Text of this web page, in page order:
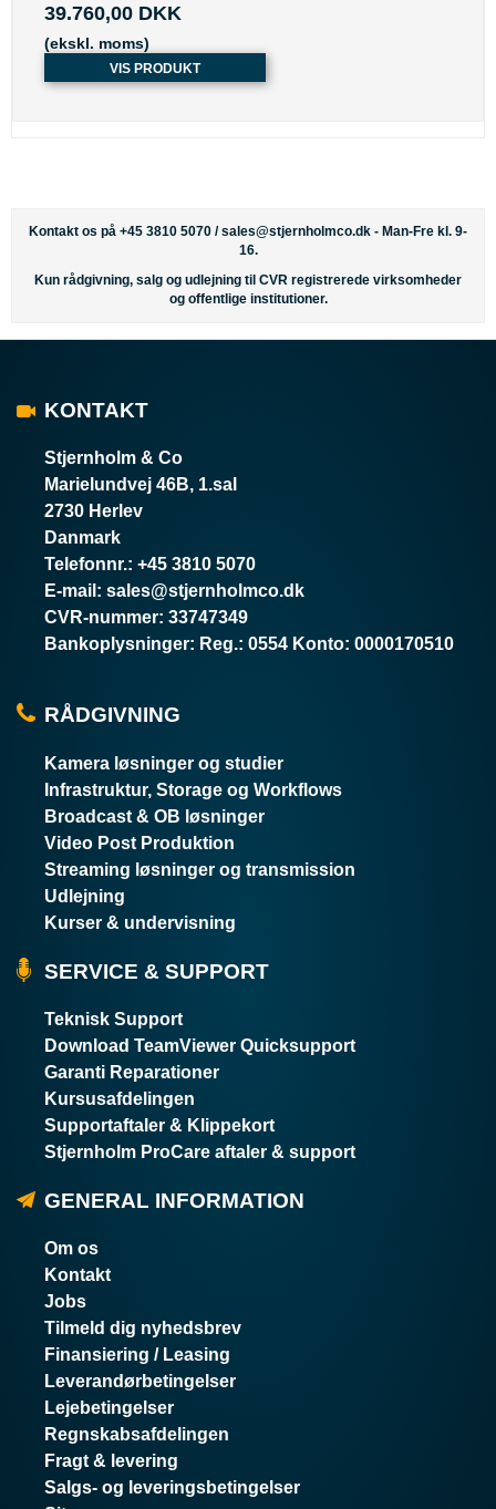
39.760,00 DKK
(ekskl. moms)
VIS PRODUKT
Kontakt os på +45 3810 5070 /sales@stjernholmco.dk - Man-Fre kl. 9-
16.
Kun rådgivning, salg og udlejning til CVR registrerede virksomheder
og offentlige institutioner.
KONTAKT
Stjernholm & Co
Marielundvej 46B, 1.sal
2730 Herlev
Danmark
Telefonnr.: +45 3810 5070
E-mail : sales@stjernholmco.dk
CVR-nummer: 33747349
Bankoplysninger: Reg.: 0554 Konto: 0000170510
RÅDGIVNING
Kamera løsninger og studier
Infrastruktur, Storage og Workflows
Broadcast & OB løsninger
Video Post Produktion
Streaming løsninger og transmission
Udlejning
Kurser & undervisning
SERVICE & SUPPORT
Teknisk Support
Download TeamViewer Quicksupport
Garanti Reparationer
Kursusafdelingen
Supportaftaler & Klippekort
Stjernholm ProCare aftaler & support
GENERAL INFORMATION
Om os
Kontakt
Jobs
Tilmeld dig nyhedsbrev
Finansiering / Leasing
Leverandørbetingelser
Lejebetingelser
Regnskabsafdelingen
Fragt & levering
Salgs- og leveringsbetingelser